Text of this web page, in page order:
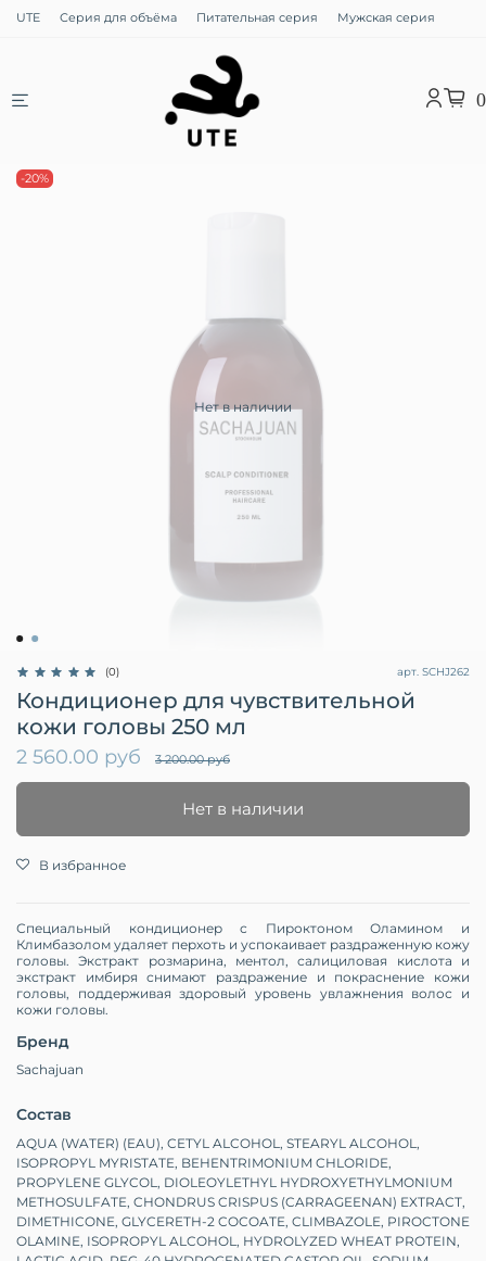
UTE Серия для объёма Питательная серия Мужская серия
0
Нет в наличии
-20%
(0) арт. SCHJ262
Кондиционер для чувствительной
кожи головы 250 мл
2 560.00 руб 3 200.00 руб
Нет в наличии
В избранное
Специальный кондиционер с Пироктоном Оламином и
Климбазолом удаляет перхоть и успокаивает раздраженную кожу
головы. Экстракт розмарина, ментол, салициловая кислота и
экстракт имбиря снимают раздражение и покраснение кожи
головы, поддерживая здоровый уровень увлажнения волос и
кожи головы.
Бренд
Sachajuan
Состав
AQUA (WATER) (EAU), CETYL ALCOHOL, STEARYL ALCOHOL,
ISOPROPYL MYRISTATE, BEHENTRIMONIUM CHLORIDE,
PROPYLENE GLYCOL, DIOLEOYLETHYL HYDROXYETHYLMONIUM
METHOSULFATE, CHONDRUS CRISPUS (CARRAGEENAN) EXTRACT,
DIMETHICONE, GLYCERETH-2 COCOATE, CLIMBAZOLE, PIROCTONE
OLAMINE, ISOPROPYL ALCOHOL, HYDROLYZED WHEAT PROTEIN,